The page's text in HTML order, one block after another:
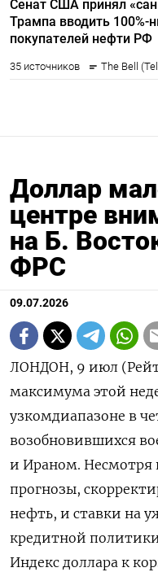
Доллар
центре
на Б.
ФРС
09.07.2026
ЛОНДОН, 9 июл
максимума этой
узкомдиапазоне в
возобновившихся
и Ираном. ‌Несмотря
прогнозы,
нефть, и ставки на
кредитной
Индекс доллара к